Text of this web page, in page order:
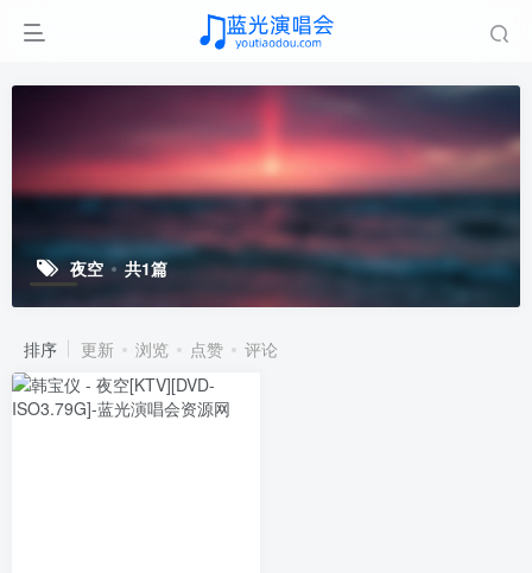
夜空 共1篇
排序 更新 浏览 点赞 评论